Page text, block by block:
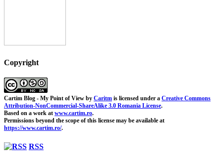
Copyright
Cartim Blog - My Point of View by Caritm is licensed under a Creative Commons
Attribution-NonCommercial-ShareAlike 3.0 Romania License.
Based on a work at www.cartim.ro.
Permissions beyond the scope of this license may be available at
https://www.cartim.ro/.
RSS